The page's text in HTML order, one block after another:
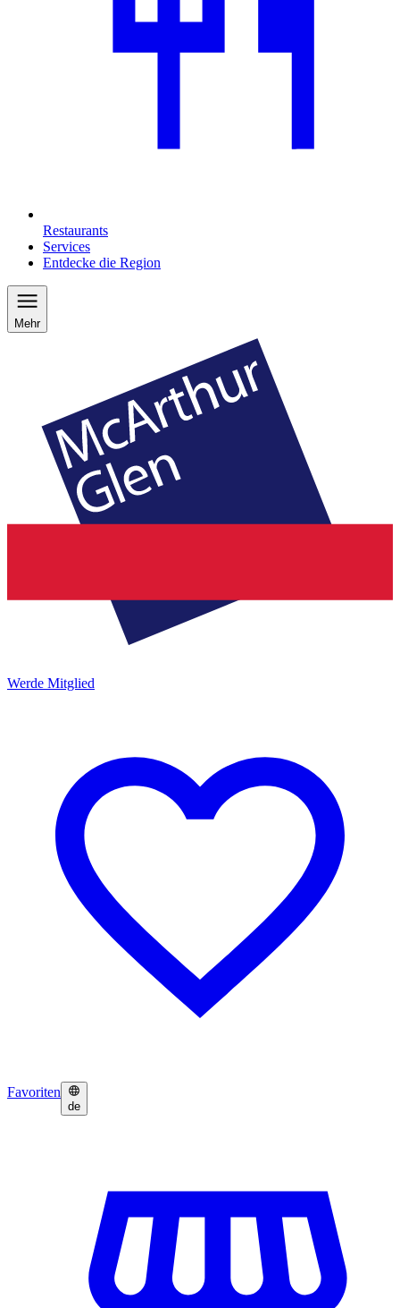
Restaurants
Services
Entdecke die Region
Mehr
Werde Mitglied
Favoriten
de